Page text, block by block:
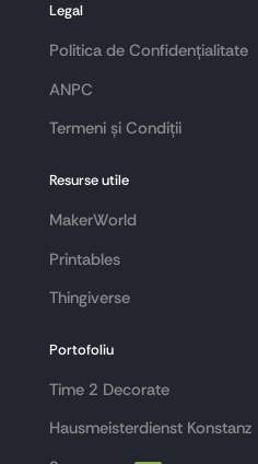
Legal
Politica de Confidențialitate
ANPC
Termeni și Condiții
Resurse utile
MakerWorld
Printables
Thingiverse
Portofoliu
Time 2 Decorate
Hausmeisterdienst Konstanz